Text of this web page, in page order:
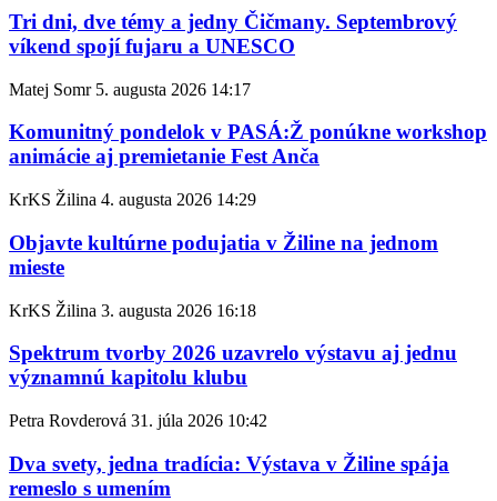
Tri dni, dve témy a jedny Čičmany. Septembrový
víkend spojí fujaru a UNESCO
Matej Somr 5. augusta 2026 14:17
Komunitný pondelok v PASÁ:Ž ponúkne workshop
animácie aj premietanie Fest Anča
KrKS Žilina 4. augusta 2026 14:29
Objavte kultúrne podujatia v Žiline na jednom
mieste
KrKS Žilina 3. augusta 2026 16:18
Spektrum tvorby 2026 uzavrelo výstavu aj jednu
významnú kapitolu klubu
Petra Rovderová 31. júla 2026 10:42
Dva svety, jedna tradícia: Výstava v Žiline spája
remeslo s umením